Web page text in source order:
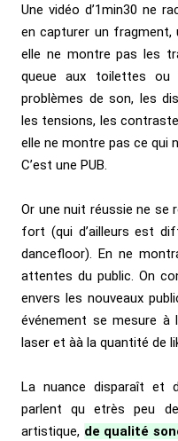
Une vidéo d’1min30 ne
en capturer un fragment,
elle ne montre pas les
queue aux toilettes
problèmes de son, les
les tensions, les
elle ne montre pas ce qui
C’est une PUB.
Or une nuit réussie ne se
fort (qui d’ailleurs est
dancefloor). En ne
attentes du public. On
envers les nouveaux
événement se mesure à
laser et àà la quantité de
La nuance disparaît et
parlent qu etrès peu
artistique, de qualité